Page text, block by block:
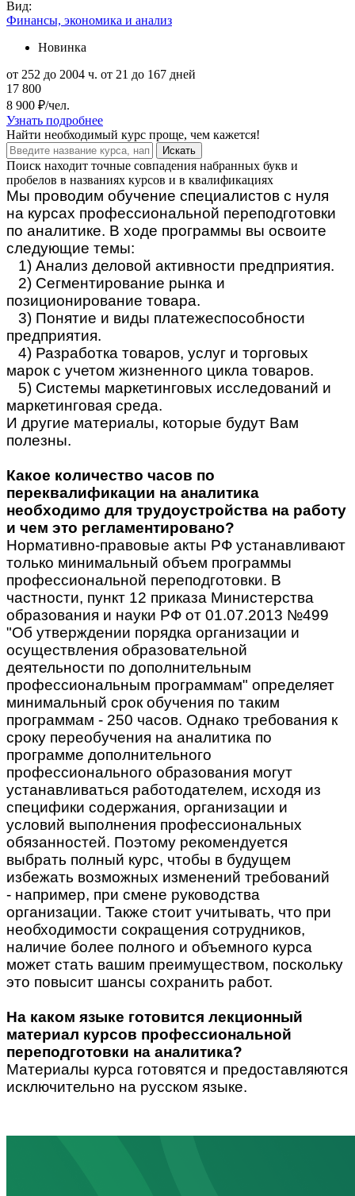
Вид:
Финансы, экономика и анализ
Новинка
от 252 до 2004 ч. от 21 до 167 дней
17 800
8 900 ₽/чел.
Узнать подробнее
Найти необходимый курс проще, чем кажется!
Искать
Поиск находит точные совпадения набранных букв и
пробелов в названиях курсов и в квалификациях
Мы проводим обучение специалистов с нуля
на курсах профессиональной переподготовки
по аналитике. В ходе программы вы освоите
следующие темы:
1) Анализ деловой активности предприятия.
2) Сегментирование рынка и
позиционирование товара.
3) Понятие и виды платежеспособности
предприятия.
4) Разработка товаров, услуг и торговых
марок с учетом жизненного цикла товаров.
5) Системы маркетинговых исследований и
маркетинговая среда.
И другие материалы, которые будут Вам
полезны.
Какое количество часов по
переквалификации на аналитика
необходимо для трудоустройства на работу
и чем это регламентировано?
Нормативно-правовые акты РФ устанавливают
только минимальный объем программы
профессиональной переподготовки. В
частности, пункт 12 приказа Министерства
образования и науки РФ от 01.07.2013 №499
"Об утверждении порядка организации и
осуществления образовательной
деятельности по дополнительным
профессиональным программам" определяет
минимальный срок обучения по таким
программам - 250 часов. Однако требования к
сроку переобучения на аналитика по
программе дополнительного
профессионального образования могут
устанавливаться работодателем, исходя из
специфики содержания, организации и
условий выполнения профессиональных
обязанностей. Поэтому рекомендуется
выбрать полный курс, чтобы в будущем
избежать возможных изменений требований
- например, при смене руководства
организации. Также стоит учитывать, что при
необходимости сокращения сотрудников,
наличие более полного и объемного курса
может стать вашим преимуществом, поскольку
это повысит шансы сохранить работ.
На каком языке готовится лекционный
материал курсов профессиональной
переподготовки на аналитика?
Материалы курса готовятся и предоставляются
исключительно на русском языке.